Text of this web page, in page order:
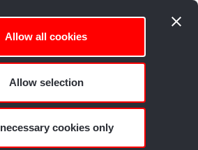
Allow all cookies
Allow selection
cookies only